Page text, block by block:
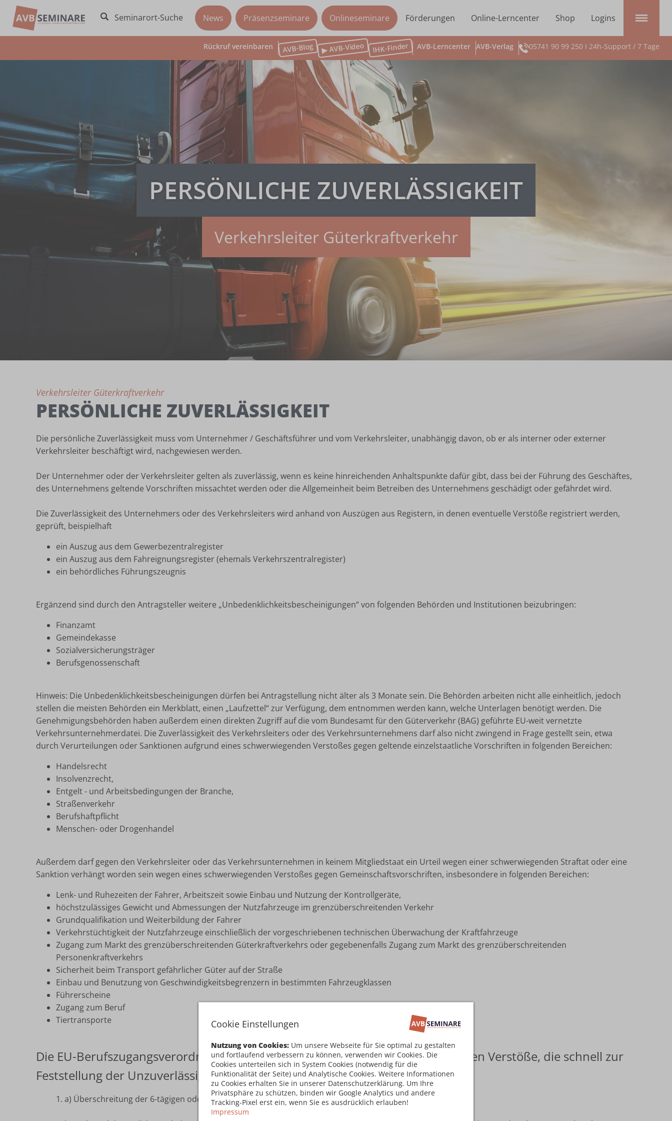
Cookie Einstellungen
Nutzung von Cookies: Um unsere Webseite für Sie optimal zu gestalten
und fortlaufend verbessern zu können, verwenden wir Cookies. Die
Cookies unterteilen sich in System Cookies (notwendig für die
Funktionalität der Seite) und Analytische Cookies. Weitere Informationen
zu Cookies erhalten Sie in unserer Datenschutzerklärung. Um Ihre
Privatsphäre zu schützen, binden wir Google Analytics und andere
Tracking-Pixel erst ein, wenn Sie es ausdrücklich erlauben!
Impressum
Seminarort-Suche News Präsenzseminare Onlineseminare Förderungen Online-Lerncenter Shop Logins
Rückruf vereinbaren AVB-Blog ▶ AVB-Video IHK-Finder AVB-Lerncenter AVB-Verlag 05741 90 99 250 I 24h-Support / 7 Tage
PERSÖNLICHE ZUVERLÄSSIGKEIT
Verkehrsleiter Güterkraftverkehr
Verkehrsleiter Güterkraftverkehr
PERSÖNLICHE ZUVERLÄSSIGKEIT
Die persönliche Zuverlässigkeit muss vom Unternehmer / Geschäftsführer und vom Verkehrsleiter, unabhängig davon, ob er als interner oder externer
Verkehrsleiter beschäftigt wird, nachgewiesen werden.
Der Unternehmer oder der Verkehrsleiter gelten als zuverlässig, wenn es keine hinreichenden Anhaltspunkte dafür gibt, dass bei der Führung des Geschäftes,
des Unternehmens geltende Vorschriften missachtet werden oder die Allgemeinheit beim Betreiben des Unternehmens geschädigt oder gefährdet wird.
Die Zuverlässigkeit des Unternehmers oder des Verkehrsleiters wird anhand von Auszügen aus Registern, in denen eventuelle Verstöße registriert werden,
geprüft, beispielhaft
ein Auszug aus dem Gewerbezentralregister
ein Auszug aus dem Fahreignungsregister (ehemals Verkehrszentralregister)
ein behördliches Führungszeugnis
Ergänzend sind durch den Antragsteller weitere „Unbedenklichkeitsbescheinigungen“ von folgenden Behörden und Institutionen beizubringen:
Finanzamt
Gemeindekasse
Sozialversicherungsträger
Berufsgenossenschaft
Hinweis: Die Unbedenklichkeitsbescheinigungen dürfen bei Antragstellung nicht älter als 3 Monate sein. Die Behörden arbeiten nicht alle einheitlich, jedoch
stellen die meisten Behörden ein Merkblatt, einen „Laufzettel“ zur Verfügung, dem entnommen werden kann, welche Unterlagen benötigt werden. Die
Genehmigungsbehörden haben außerdem einen direkten Zugriff auf die vom Bundesamt für den Güterverkehr (BAG) geführte EU-weit vernetzte
Verkehrsunternehmerdatei. Die Zuverlässigkeit des Verkehrsleiters oder des Verkehrsunternehmens darf also nicht zwingend in Frage gestellt sein, etwa
durch Verurteilungen oder Sanktionen aufgrund eines schwerwiegenden Verstoßes gegen geltende einzelstaatliche Vorschriften in folgenden Bereichen:
Handelsrecht
Insolvenzrecht,
Entgelt - und Arbeitsbedingungen der Branche,
Straßenverkehr
Berufshaftpflicht
Menschen- oder Drogenhandel
Außerdem darf gegen den Verkehrsleiter oder das Verkehrsunternehmen in keinem Mitgliedstaat ein Urteil wegen einer schwerwiegenden Straftat oder eine
Sanktion verhängt worden sein wegen eines schwerwiegenden Verstoßes gegen Gemeinschaftsvorschriften, insbesondere in folgenden Bereichen:
Lenk- und Ruhezeiten der Fahrer, Arbeitszeit sowie Einbau und Nutzung der Kontrollgeräte,
höchstzulässiges Gewicht und Abmessungen der Nutzfahrzeuge im grenzüberschreitenden Verkehr
Grundqualifikation und Weiterbildung der Fahrer
Verkehrstüchtigkeit der Nutzfahrzeuge einschließlich der vorgeschriebenen technischen Überwachung der Kraftfahrzeuge
Zugang zum Markt des grenzüberschreitenden Güterkraftverkehrs oder gegebenenfalls Zugang zum Markt des grenzüberschreitenden
Personenkraftverkehrs
Sicherheit beim Transport gefährlicher Güter auf der Straße
Einbau und Benutzung von Geschwindigkeitsbegrenzern in bestimmten Fahrzeugklassen
Führerscheine
Zugang zum Beruf
Tiertransporte
Die EU-Berufszugangsverordnung enthält in Anhang IV eine Liste der schwersten Verstöße, die schnell zur
Feststellung der Unzuverlässigkeit führen können:
1. a) Überschreitung der 6-tägigen oder 14-tägigen Höchstlenkzeiten um 25 % oder mehr